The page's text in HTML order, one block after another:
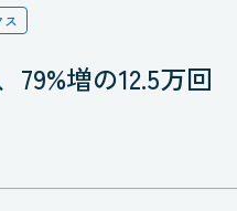
ス
79%増の12.5万回